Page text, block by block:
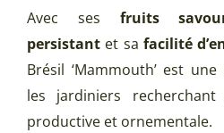
Avec ses fruits
persistant et sa facilité
Brésil ‘Mammouth’ est
les jardiniers
productive et ornementale.